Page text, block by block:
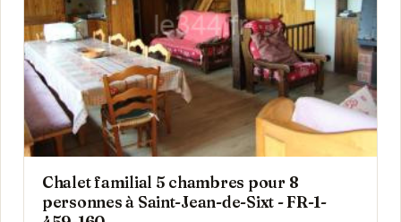
Chalet familial 5 chambres pour 8
personnes à Saint-Jean-de-Sixt - FR-1-